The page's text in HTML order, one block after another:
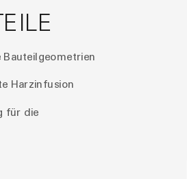
Harzinfusion
für die